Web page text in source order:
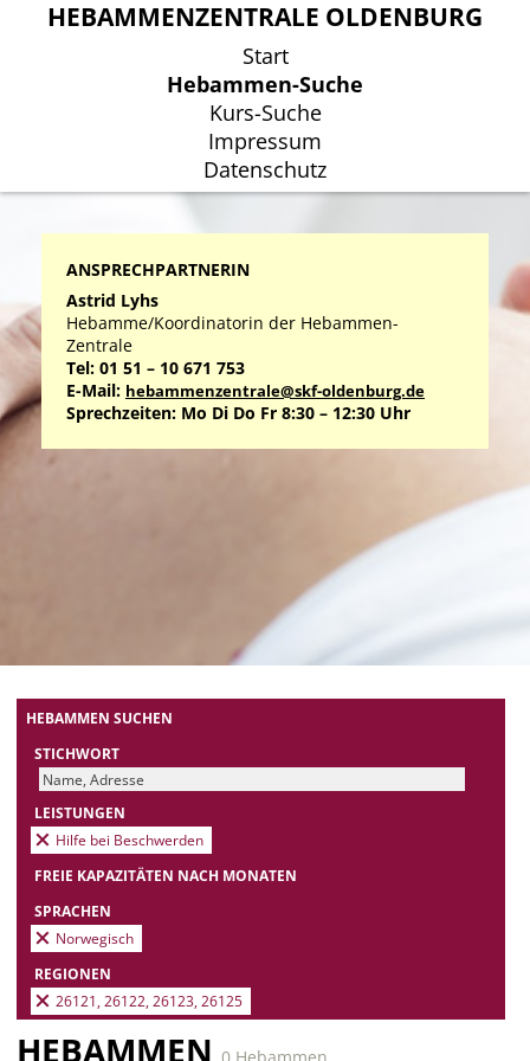
HEBAMMENZENTRALE OLDENBURG
Start
Hebammen-Suche
Kurs-Suche
Impressum
Datenschutz
HEBAMMENZENTRALE OLDENBURG
Start
Hebammen-Suche
Kurs-Suche
Impressum
Datenschutz
ANSPRECHPARTNERIN
Astrid Lyhs
Hebamme/Koordinatorin der Hebammen-
Zentrale
Tel: 01 51 – 10 671 753
E-Mail: hebammenzentrale@skf-oldenburg.de
Sprechzeiten: Mo Di Do Fr 8:30 – 12:30 Uhr
HEBAMMEN SUCHEN
STICHWORT
LEISTUNGEN
Hilfe bei Beschwerden
FREIE KAPAZITÄTEN NACH MONATEN
SPRACHEN
Norwegisch
REGIONEN
26121, 26122, 26123, 26125
HEBAMMEN